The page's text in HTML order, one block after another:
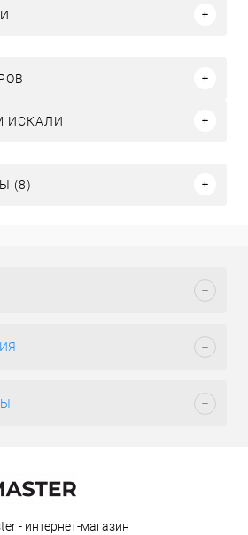
ИСКАЛИ
(8)
- интернет-магазин